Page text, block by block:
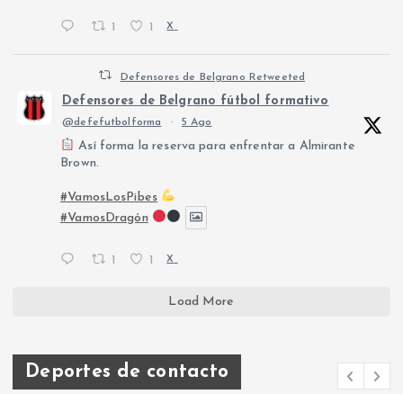
1 1 X
Defensores de Belgrano Retweeted
Defensores de Belgrano fútbol formativo
@defefutbolforma · 5 Ago
Así forma la reserva para enfrentar a Almirante
Brown.
#VamosLosPibes
#VamosDragón
X
Load More
Deportes de contacto